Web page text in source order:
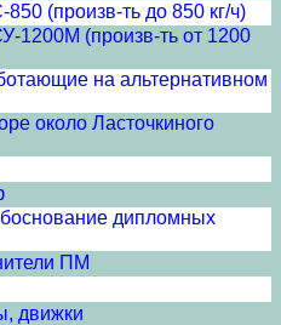
(произв-ть до 850 кг/ч)
1200М (произв-ть от 1200
на альтернативном
около Ласточкиного
дипломных
ПМ
движки